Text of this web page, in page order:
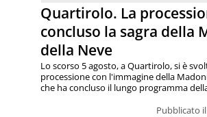
Quartirolo. La
concluso la sagra della
della Neve
Pubblicato
Lo scorso 5 agosto, a Quartirolo, si è
processione con l'immagine della
che ha concluso il lungo programma